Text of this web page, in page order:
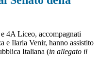
4A Liceo, accompagnati
e Ilaria Venir, hanno assistito
Italiana (in allegato il